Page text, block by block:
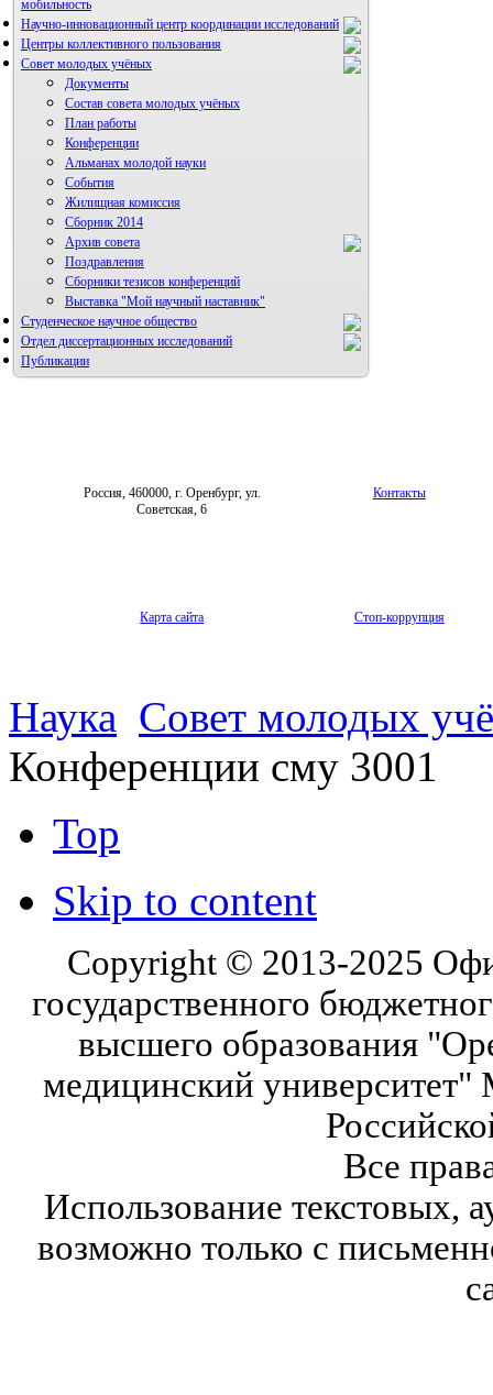
мобильность
Научно-инновационный центр координации исследований
НИИ микрохирургии и клинической анатомии
Центры коллективного пользования
Совет молодых учёных
Документы
Состав совета молодых учёных
План работы
Конференции
Альманах молодой науки
События
Жилищная комиссия
Сборник 2014
Архив совета
Поздравления
Сборники тезисов конференций
Выставка "Мой научный наставник"
Студенческое научное общество
Отдел диссертационных исследований
Публикации
Россия, 460000, г. Оренбург, ул.
Советская, 6
Контакты
Карта сайта Стоп-коррупция
Наука Совет молодых
Конференции сму 3001
Top
Skip to content
Copyright © 2013-2025
государственного
высшего образования
медицинский университет"
Все
Использование текстовых,
возможно только с